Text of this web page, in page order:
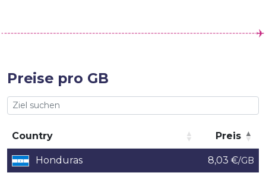
Preise pro GB
Country
Preis
Country
Preis
Honduras 8,03 €/GB